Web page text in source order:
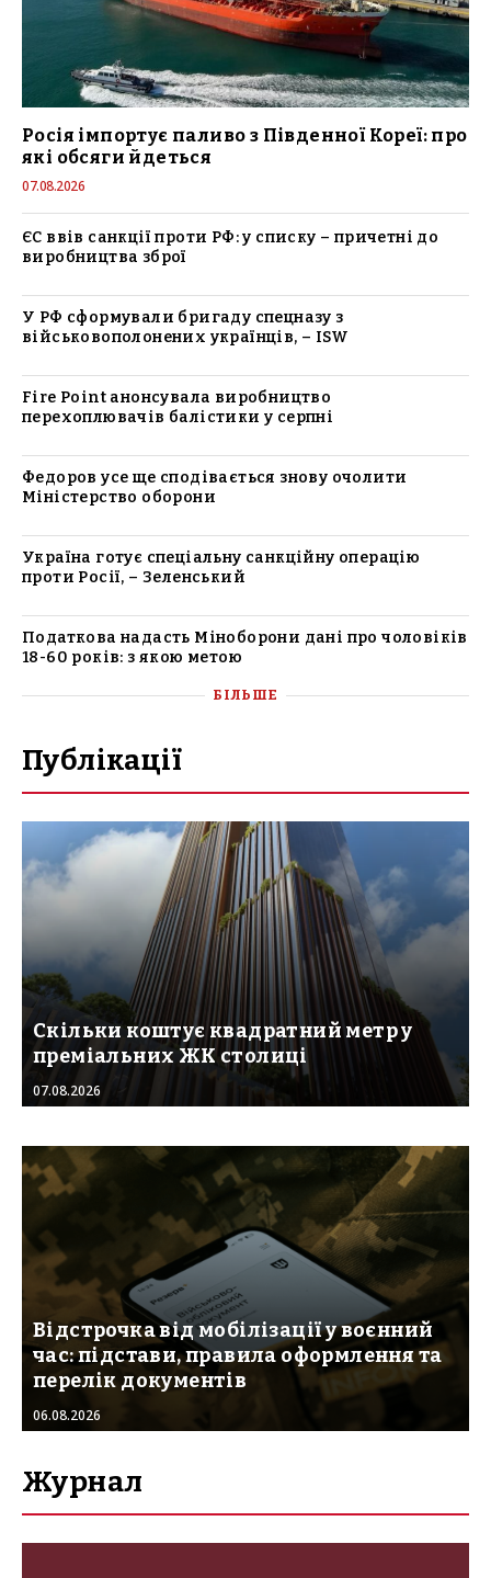
Росія імпортує паливо з Південної Кореї: про
які обсяги йдеться
07.08.2026
ЄС ввів санкції проти РФ: у списку – причетні до
виробництва зброї
У РФ сформували бригаду спецназу з
військовополонених українців, – ISW
Fire Point анонсувала виробництво
перехоплювачів балістики у серпні
Федоров усе ще сподівається знову очолити
Міністерство оборони
Україна готує спеціальну санкційну операцію
проти Росії, – Зеленський
Податкова надасть Міноборони дані про чоловіків
18-60 років: з якою метою
БІЛЬШЕ
Публікації
Скільки коштує квадратний метр у
преміальних ЖК столиці
07.08.2026
Відстрочка від мобілізації у воєнний
час: підстави, правила оформлення та
перелік документів
06.08.2026
Журнал